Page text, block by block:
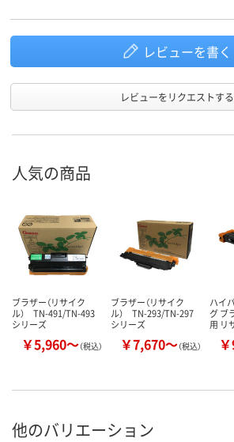
レビューを書く
レビューをリクエストする
人気の商品
ブラザー（リサイク
ル） TN-491/TN-493
シリーズ
￥5,960～（税込）
ブラザー（リサイク
ル） TN-293/TN-297
シリーズ
￥7,670～（税込）
ハイ
グ ブ
用 リ
他のバリエーション